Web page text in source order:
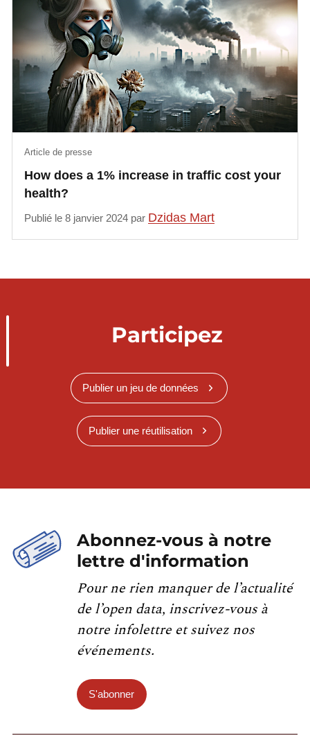
How does a 1% increase in traffic cost your
health?
Article de presse
Publié le 8 janvier 2024 par Dzidas Mart
Participez
Publier un jeu de données
Publier une réutilisation
Abonnez-vous à notre
lettre d'information
Pour ne rien manquer de l’actualité
de l’open data, inscrivez-vous à
notre infolettre et suivez nos
événements.
S'abonner